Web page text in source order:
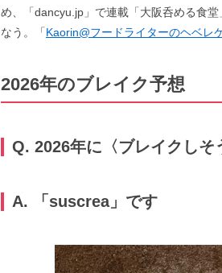
め、「dancyu.jp」で連載「大阪呑める食
なう。「Kaorin@フードライターのヘベレ
2026年のブレイク予想
Q. 2026年に〈ブレイクしそ
A. 「suscrea」です